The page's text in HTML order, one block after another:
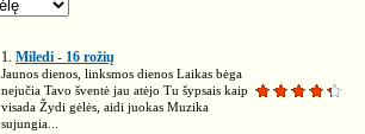
1. Miledi - 16 rožių
Jaunos dienos, linksmos dienos Laikas bėga
nejučia Tavo šventė jau atėjo Tu šypsais kaip
visada Žydi gėlės, aidi juokas Muzika
sujungia...